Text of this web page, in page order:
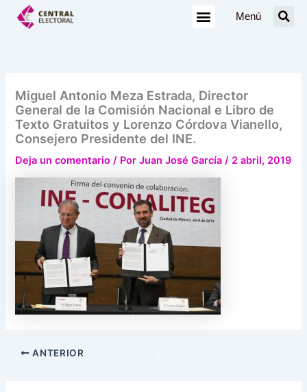
Menú
Miguel Antonio Meza Estrada, Director
General de la Comisión Nacional e Libro de
Texto Gratuitos y Lorenzo Córdova Vianello,
Consejero Presidente del INE.
Deja un comentario / PorJuan José García/ 2 abril, 2019
ANTERIOR